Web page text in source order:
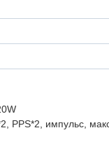
PPS*2, импульс,